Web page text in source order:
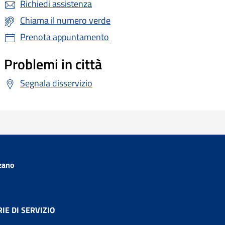
Richiedi assistenza
Chiama il numero verde
Prenota appuntamento
Problemi in città
Segnala disservizio
DI SERVIZIO